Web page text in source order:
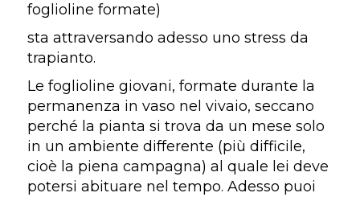
foglioline formate)
sta attraversando adesso uno stress da
trapianto.
Le foglioline giovani, formate durante la
permanenza in vaso nel vivaio, seccano
perché la pianta si trova da un mese solo
in un ambiente differente (più difficile,
cioè la piena campagna) al quale lei deve
potersi abituare nel tempo. Adesso puoi